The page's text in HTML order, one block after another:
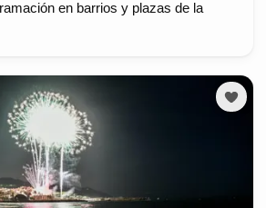
en barrios y plazas de la